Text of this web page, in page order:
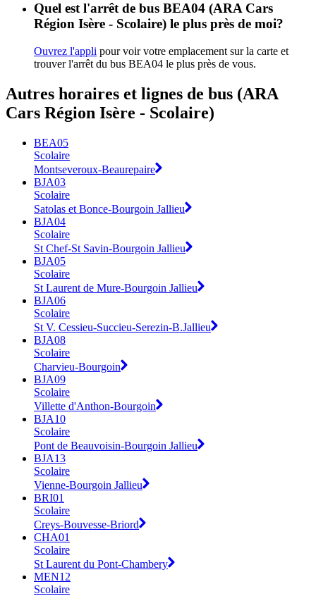
Quel est l'arrêt de bus BEA04 (ARA Cars
Région Isère - Scolaire) le plus près de moi?
Ouvrez l'appli pour voir votre emplacement sur la carte et
trouver l'arrêt du bus BEA04 le plus près de vous.
Autres horaires et lignes de bus (ARA
Cars Région Isère - Scolaire)
BEA05
Scolaire
Montseveroux-Beaurepaire
BJA03
Scolaire
Satolas et Bonce-Bourgoin Jallieu
BJA04
Scolaire
St Chef-St Savin-Bourgoin Jallieu
BJA05
Scolaire
St Laurent de Mure-Bourgoin Jallieu
BJA06
Scolaire
St V. Cessieu-Succieu-Serezin-B.Jallieu
BJA08
Scolaire
Charvieu-Bourgoin
BJA09
Scolaire
Villette d'Anthon-Bourgoin
BJA10
Scolaire
Pont de Beauvoisin-Bourgoin Jallieu
BJA13
Scolaire
Vienne-Bourgoin Jallieu
BRI01
Scolaire
Creys-Bouvesse-Briord
CHA01
Scolaire
St Laurent du Pont-Chambery
MEN12
Scolaire